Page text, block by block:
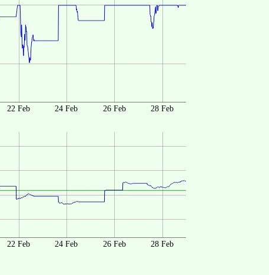
22 Feb 24 Feb 26 Feb 28 Feb
22 Feb 24 Feb 26 Feb 28 Feb